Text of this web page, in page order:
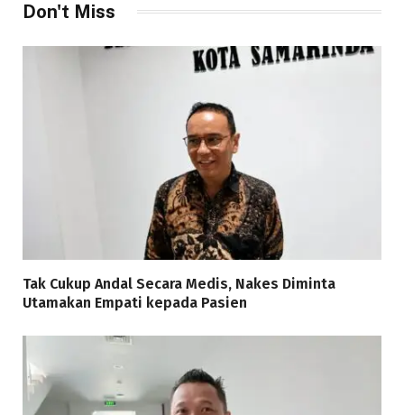
Don't Miss
Tak Cukup Andal Secara Medis, Nakes Diminta
Utamakan Empati kepada Pasien